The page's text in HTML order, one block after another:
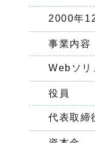
2000年
事業内容
Webソリ
役員
代表取